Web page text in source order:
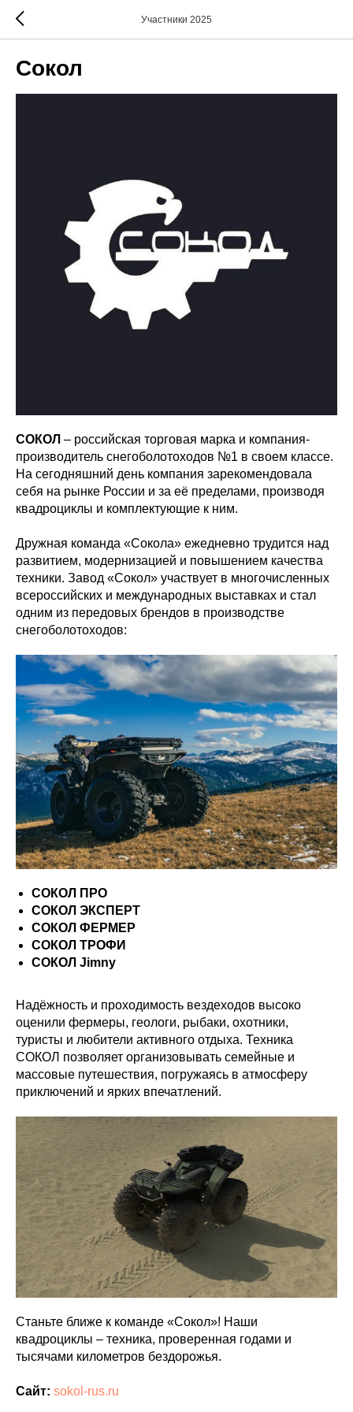
Участники 2025
Сокол
СОКОЛ – российская торговая марка и компания-
производитель снегоболотоходов №1 в своем классе.
На сегодняшний день компания зарекомендовала
себя на рынке России и за её пределами, производя
квадроциклы и комплектующие к ним.
Дружная команда «Сокола» ежедневно трудится над
развитием, модернизацией и повышением качества
техники. Завод «Сокол» участвует в многочисленных
всероссийских и международных выставках и стал
одним из передовых брендов в производстве
снегоболотоходов:
СОКОЛ ПРО
СОКОЛ ЭКСПЕРТ
СОКОЛ ФЕРМЕР
СОКОЛ ТРОФИ
СОКОЛ Jimny
Надёжность и проходимость вездеходов высоко
оценили фермеры, геологи, рыбаки, охотники,
туристы и любители активного отдыха. Техника
СОКОЛ позволяет организовывать семейные и
массовые путешествия, погружаясь в атмосферу
приключений и ярких впечатлений.
Станьте ближе к команде «Сокол»! Наши
квадроциклы – техника, проверенная годами и
тысячами километров бездорожья.
Сайт: sokol-rus.ru